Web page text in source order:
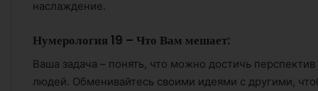
наслаждение.
Нумерология 19 – Что Вам мешает:
Ваша задача – понять, что можно достичь
людей. Обменивайтесь своими идеями с другими,